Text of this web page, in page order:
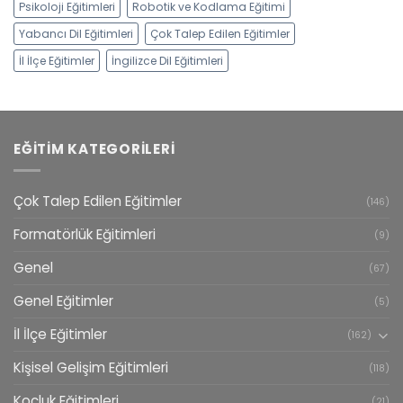
Psikoloji Eğitimleri
Robotik ve Kodlama Eğitimi
Yabancı Dil Eğitimleri
Çok Talep Edilen Eğitimler
İl İlçe Eğitimler
İngilizce Dil Eğitimleri
EĞITIM KATEGORILERI
Çok Talep Edilen Eğitimler (146)
Formatörlük Eğitimleri (9)
Genel (67)
Genel Eğitimler (5)
İl İlçe Eğitimler (162)
Kişisel Gelişim Eğitimleri (118)